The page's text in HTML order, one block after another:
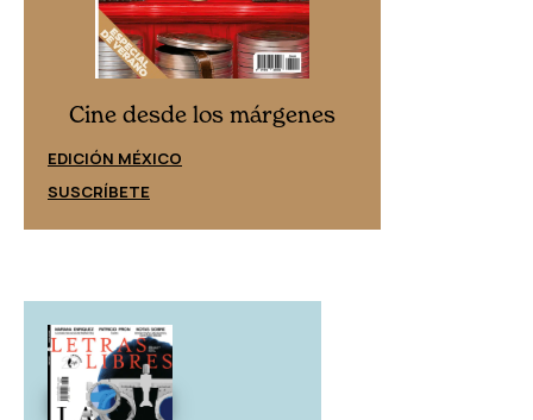
Cine desde los márgenes
EDICIÓN MÉXICO
SUSCRÍBETE